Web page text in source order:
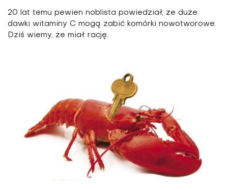
20 lat temu pewien noblista powiedział, że duże
dawki witaminy C mogą zabić komórki nowotworowe.
Dziś wiemy, że miał rację.